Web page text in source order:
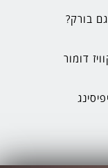
בורק?
דומור